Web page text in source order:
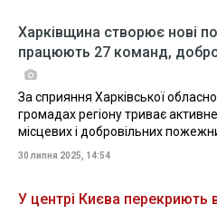
Харківщина створює нові
працюють 27 команд,
За сприяння Харківської
громадах регіону триває
місцевих і добровільних
30 липня 2025, 14:54
У центрі Києва перекриють